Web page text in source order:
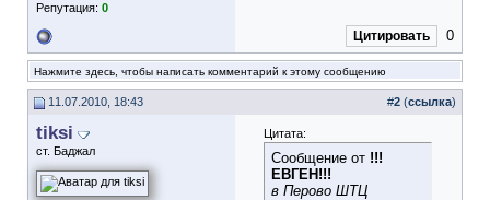
Репутация: 0
Цитировать 0
Нажмите здесь, чтобы написать комментарий к этому сообщению
11.07.2010, 18:43 #2 (ссылка)
tiksi
ст. Баджал
Цитата:
Сообщение от !!!
ЕВГЕН!!!
в Перово ШТЦ